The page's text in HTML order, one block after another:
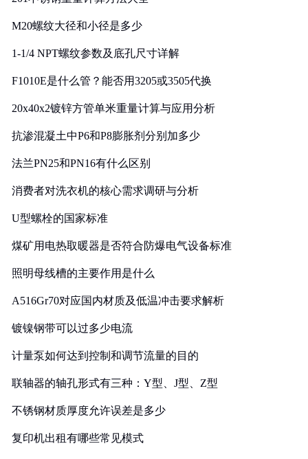
M20螺纹大径和小径是多少
1-1/4 NPT螺纹参数及底孔尺寸详解
F1010E是什么管？能否用3205或3505代换
20x40x2镀锌方管单米重量计算与应用分析
抗渗混凝土中P6和P8膨胀剂分别加多少
法兰PN25和PN16有什么区别
消费者对洗衣机的核心需求调研与分析
U型螺栓的国家标准
煤矿用电热取暖器是否符合防爆电气设备标准
照明母线槽的主要作用是什么
A516Gr70对应国内材质及低温冲击要求解析
镀镍钢带可以过多少电流
计量泵如何达到控制和调节流量的目的
联轴器的轴孔形式有三种：Y型、J型、Z型
不锈钢材质厚度允许误差是多少
复印机出租有哪些常见模式